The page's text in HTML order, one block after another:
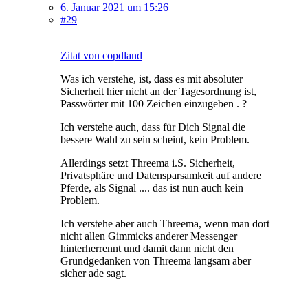
6. Januar 2021 um 15:26
#29
Zitat von copdland
Was ich verstehe, ist, dass es mit absoluter
Sicherheit hier nicht an der Tagesordnung ist,
Passwörter mit 100 Zeichen einzugeben . ?
Ich verstehe auch, dass für Dich Signal die
bessere Wahl zu sein scheint, kein Problem.
Allerdings setzt Threema i.S. Sicherheit,
Privatsphäre und Datensparsamkeit auf andere
Pferde, als Signal .... das ist nun auch kein
Problem.
Ich verstehe aber auch Threema, wenn man dort
nicht allen Gimmicks anderer Messenger
hinterherrennt und damit dann nicht den
Grundgedanken von Threema langsam aber
sicher ade sagt.